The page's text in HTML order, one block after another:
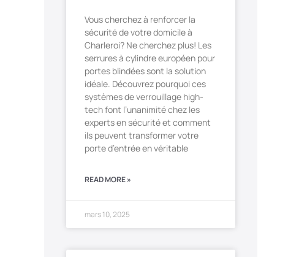
Vous cherchez à renforcer la
sécurité de votre domicile à
Charleroi? Ne cherchez plus! Les
serrures à cylindre européen pour
portes blindées sont la solution
idéale. Découvrez pourquoi ces
systèmes de verrouillage high-
tech font l’unanimité chez les
experts en sécurité et comment
ils peuvent transformer votre
porte d’entrée en véritable
READ MORE »
mars 10, 2025